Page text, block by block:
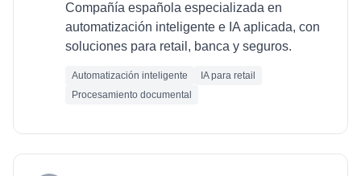
Compañía española especializada en
automatización inteligente e IA aplicada, con
soluciones para retail, banca y seguros.
Automatización inteligente
IA para retail
Procesamiento documental